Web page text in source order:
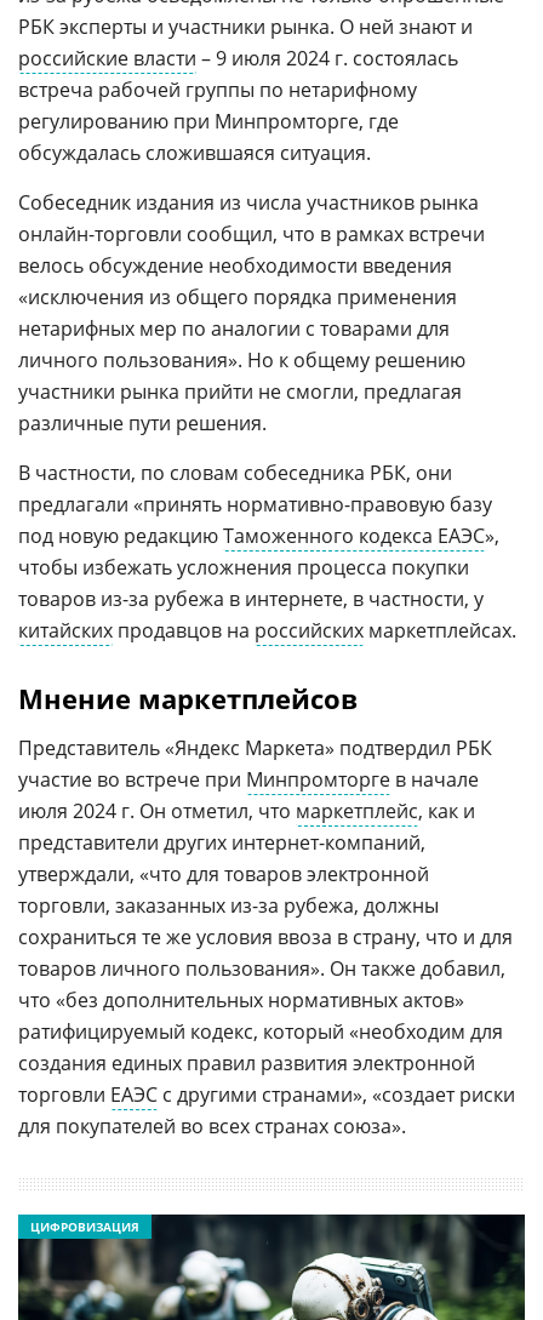
РБК эксперты и участники рынка. О ней знают и
российские власти – 9 июля 2024 г. состоялась
встреча рабочей группы по нетарифному
регулированию при Минпромторге, где
обсуждалась сложившаяся ситуация.
Собеседник издания из числа участников рынка
онлайн-торговли сообщил, что в рамках встречи
велось обсуждение необходимости введения
«исключения из общего порядка применения
нетарифных мер по аналогии с товарами для
личного пользования». Но к общему решению
участники рынка прийти не смогли, предлагая
различные пути решения.
В частности, по словам собеседника РБК, они
предлагали «принять нормативно-правовую базу
под новую редакциюТаможенного кодекса ЕАЭС»,
чтобы избежать усложнения процесса покупки
товаров из-за рубежа в интернете, в частности, у
китайских продавцов на российских маркетплейсах.
Мнение маркетплейсов
Представитель «Яндекс Маркета» подтвердил РБК
участие во встрече при Минпромторге в начале
июля 2024 г. Он отметил, что маркетплейс, как и
представители других интернет-компаний,
утверждали, «что для товаров электронной
торговли, заказанных из-за рубежа, должны
сохраниться те же условия ввоза в страну, что и для
товаров личного пользования». Он также добавил,
что «без дополнительных нормативных актов»
ратифицируемый кодекс, который «необходим для
создания единых правил развития электронной
торговли ЕАЭС с другими странами», «создает риски
для покупателей во всех странах союза».
ЦИФРОВИЗАЦИЯ